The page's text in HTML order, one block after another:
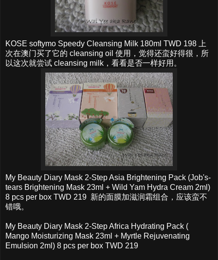
KOSE softymo Speedy Cleansing Milk 180ml TWD 198 上
次在澳门买了它的 cleansing oil 使用，觉得还蛮好得很，所
以这次就尝试 cleansing milk，看看是否一样好用。
My Beauty Diary Mask 2-Step Asia Brightening Pack (Job's-
tears Brightening Mask 23ml + Wild Yam Hydra Cream 2ml)
8 pcs per box TWD 219 新的面膜加滋润霜组合，应该蛮不
错哦。
My Beauty Diary Mask 2-Step Africa Hydrating Pack (
Mango Moisturizing Mask 23ml + Myrtle Rejuvenating
Emulsion 2ml) 8 pcs per box TWD 219